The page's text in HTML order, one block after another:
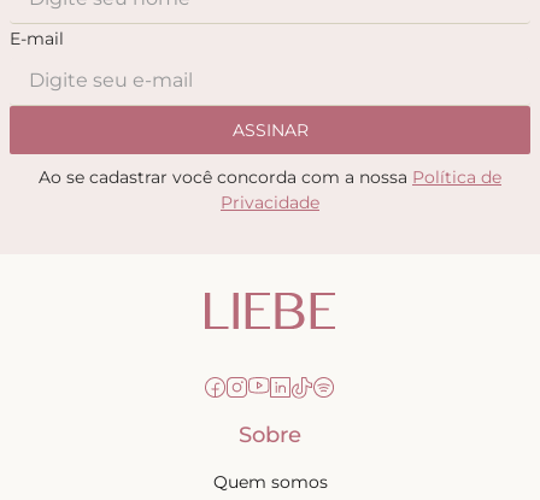
E-mail
ASSINAR
Ao se cadastrar você concorda com a nossa Política de
Privacidade
Sobre
Quem somos